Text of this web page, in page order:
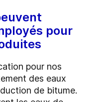
pour
pour nos
des eaux
de bitume.